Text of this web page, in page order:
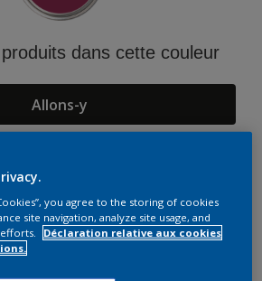
dans cette couleur
Allons-y
d'Harmonies
you agree to the storing of cookies
site navigation, analyze site usage, and
Déclaration relative aux cookies